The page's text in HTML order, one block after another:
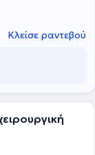
Κλείσε ραντεβού